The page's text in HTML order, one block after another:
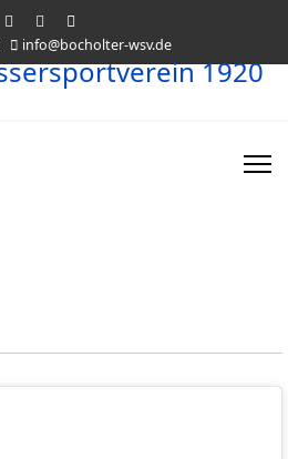
info@bocholter-wsv.de